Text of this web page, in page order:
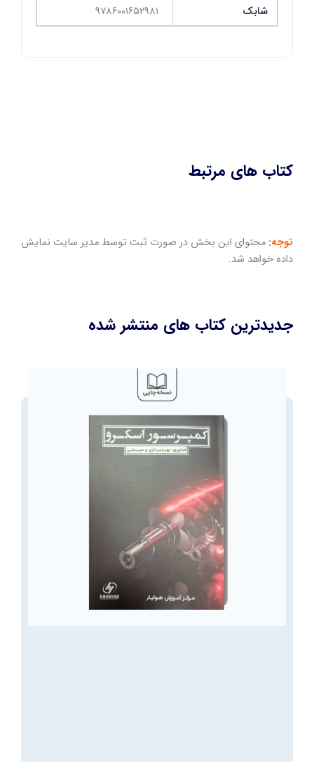
شابک
٩٧٨٦٠٠١٦٥٢٩٨١
کتاب های مرتبط
توجه: محتوای این بخش در صورت ثبت توسط مدیر سایت نمایش
داده خواهد شد.
جدیدترین کتاب های منتشر شده